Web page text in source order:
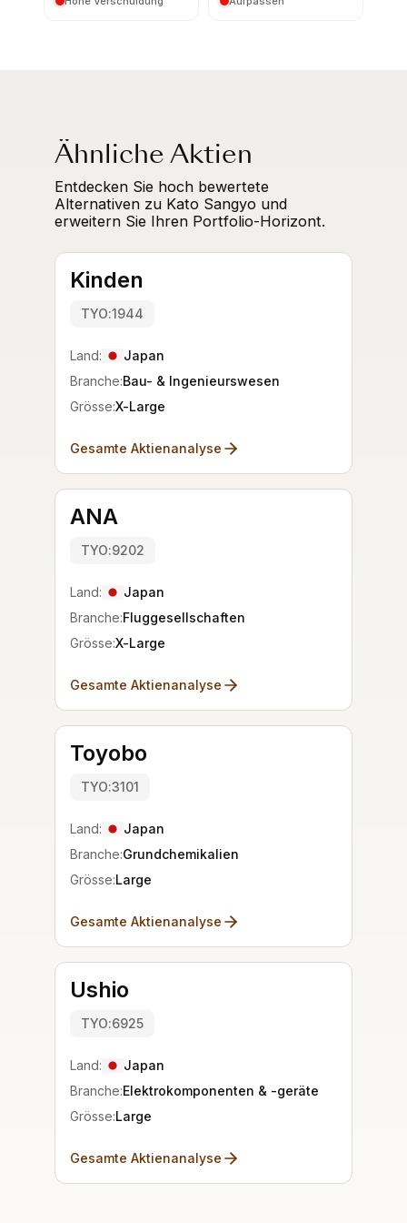
Ähnliche Aktien
Entdecken Sie hoch bewertete
Alternativen zu Kato Sangyo und
erweitern Sie Ihren Portfolio-Horizont.
Kinden
TYO:1944
Land:
Japan
Branche:Bau- & Ingenieurswesen
Grösse:X-Large
Gesamte Aktienanalyse
ANA
TYO:9202
Land:
Japan
Branche:Fluggesellschaften
Grösse:X-Large
Gesamte Aktienanalyse
Toyobo
TYO:3101
Land:
Japan
Branche:Grundchemikalien
Grösse:Large
Gesamte Aktienanalyse
Ushio
TYO:6925
Land:
Japan
Branche:Elektrokomponenten & -geräte
Grösse:Large
Gesamte Aktienanalyse